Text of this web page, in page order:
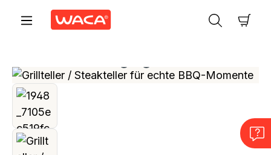
Zum Hauptinhalt springen
Bildergalerie überspringen